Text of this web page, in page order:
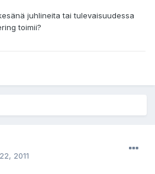
juhlineita tai tulevaisuudessa
toimii?
2011